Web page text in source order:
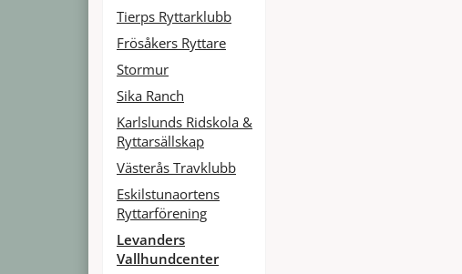
Tierps Ryttarklubb
Frösåkers Ryttare
Stormur
Sika Ranch
Karlslunds Ridskola &
Ryttarsällskap
Västerås Travklubb
Eskilstunaortens
Ryttarförening
Levanders
Vallhundcenter